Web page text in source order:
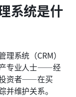
系统是什
系统（CRM）
产专业人士——经
投资者——在买
维护关系。